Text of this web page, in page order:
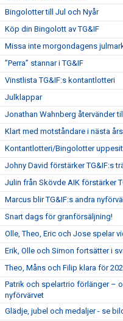
Bingolotter till Jul och Nyår
Köp din Bingolott av TG&IF
Missa inte morgondagens
”Perra” stannar i TG&IF
Vinstlista TG&IF:s kontantlotteri
Julklappar
Jonathan Wahnberg återvänder
Klart med motståndare i nästa
Kontantlotteri/Bingolotter
Johny David förstärker TG&IF:s
Julin från Skövde AIK förstärker
Marcus blir TG&IF:s andra
Snart dags för granförsäljning!
Olle, Theo, Eric och Jose spelar
Erik, Olle och Simon fortsätter i
Theo, Måns och Filip klara för
Patrik och spelartrio förlänger –
nyförvärvet
Glädje, jubel och medaljer - se